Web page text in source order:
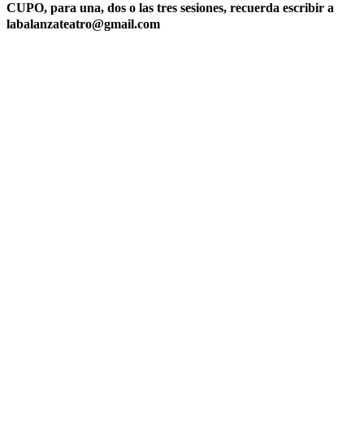
CUPO, para una, dos o las tres sesiones, recuerda escribir a
labalanzateatro@gmail.com